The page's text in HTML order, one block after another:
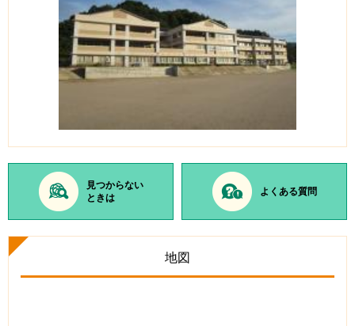
見つからない
ときは
よくある質問
地図